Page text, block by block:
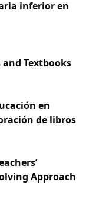
inferior en
Textbooks
en
de libros
Approach